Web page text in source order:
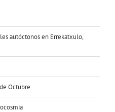
autóctonos en Errekatxulo,
Octubre